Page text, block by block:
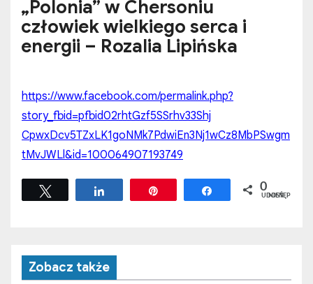
„Polonia” w Chersoniu
człowiek wielkiego serca i
energii – Rozalia Lipińska
https://www.facebook.com/permalink.php?
story_fbid=pfbid02rhtGzf5SSrhv33Shj
CpwxDcv5TZxLK1goNMk7PdwiEn3Nj1wCz8MbPSwgm
tMvJWLl&id=100064907193749
Udostępnij Udostępnij
0
UDOSTĘPNIEŃ
Zobacz także